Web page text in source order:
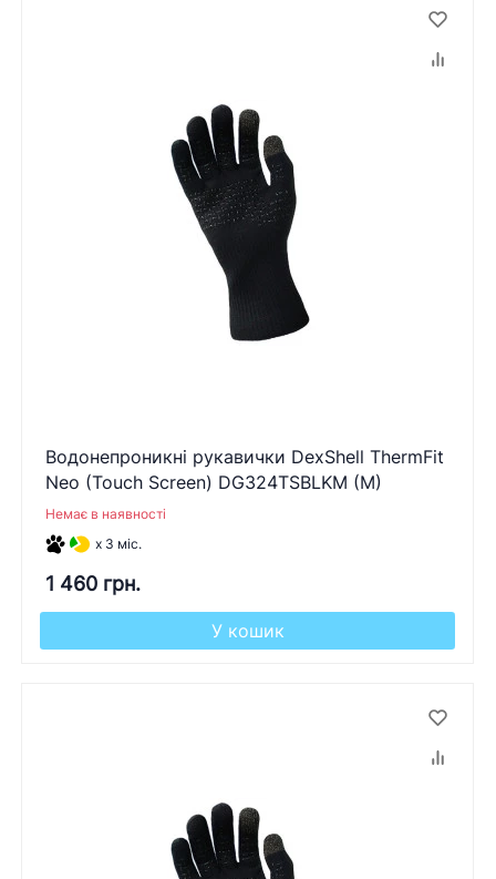
Водонепроникні рукавички DexShell ThermFit
Neo (Touch Screen) DG324TSBLKM (M)
Немає в наявності
x 3 міс.
1 460 грн.
У кошик